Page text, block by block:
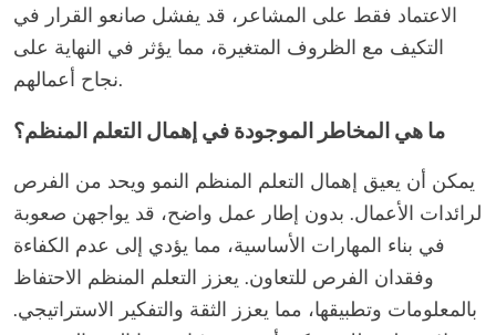
الاعتماد فقط على المشاعر، قد يفشل صانعو القرار في
التكيف مع الظروف المتغيرة، مما يؤثر في النهاية على
نجاح أعمالهم.
ما هي المخاطر الموجودة في إهمال التعلم المنظم؟
يمكن أن يعيق إهمال التعلم المنظم النمو ويحد من الفرص
لرائدات الأعمال. بدون إطار عمل واضح، قد يواجهن صعوبة
في بناء المهارات الأساسية، مما يؤدي إلى عدم الكفاءة
وفقدان الفرص للتعاون. يعزز التعلم المنظم الاحتفاظ
بالمعلومات وتطبيقها، مما يعزز الثقة والتفكير الاستراتيجي.